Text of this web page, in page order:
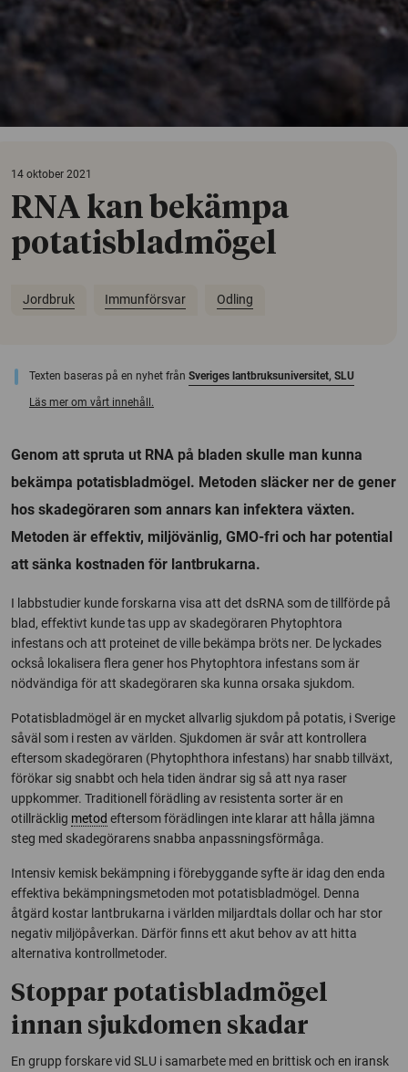
14 oktober 2021
RNA kan bekämpa
potatisbladmögel
Jordbruk Immunförsvar Odling
Texten baseras på en nyhet från Sveriges lantbruksuniversitet, SLU
Läs mer om vårt innehåll.
Genom att spruta ut RNA på bladen skulle man kunna
bekämpa potatisbladmögel. Metoden släcker ner de gener
hos skadegöraren som annars kan infektera växten.
Metoden är effektiv, miljövänlig, GMO-fri och har potential
att sänka kostnaden för lantbrukarna.
I labbstudier kunde forskarna visa att det dsRNA som de tillförde på
blad, effektivt kunde tas upp av skadegöraren Phytophtora
infestans och att proteinet de ville bekämpa bröts ner. De lyckades
också lokalisera flera gener hos Phytophtora infestans som är
nödvändiga för att skadegöraren ska kunna orsaka sjukdom.
Potatisbladmögel är en mycket allvarlig sjukdom på potatis, i Sverige
såväl som i resten av världen. Sjukdomen är svår att kontrollera
eftersom skadegöraren (Phytophthora infestans) har snabb tillväxt,
förökar sig snabbt och hela tiden ändrar sig så att nya raser
uppkommer. Traditionell förädling av resistenta sorter är en
otillräcklig metod eftersom förädlingen inte klarar att hålla jämna
steg med skadegörarens snabba anpassningsförmåga.
Intensiv kemisk bekämpning i förebyggande syfte är idag den enda
effektiva bekämpningsmetoden mot potatisbladmögel. Denna
åtgärd kostar lantbrukarna i världen miljardtals dollar och har stor
negativ miljöpåverkan. Därför finns ett akut behov av att hitta
alternativa kontrollmetoder.
Stoppar potatisbladmögel
innan sjukdomen skadar
En grupp forskare vid SLU i samarbete med en brittisk och en iransk